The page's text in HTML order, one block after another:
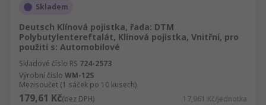
Skladem
Deutsch Klínová pojistka, řada: DTM
Polybutylentereftalát, Klínová pojistka, Vnitřní, pro
použití s: Automobilové
Skladové číslo RS 724-2573
Výrobní číslo WM-12S
Mezisoučet (1 sáček po 10 kusech)
179,61 Kč(bez DPH) 17,961 Kč/jednotka